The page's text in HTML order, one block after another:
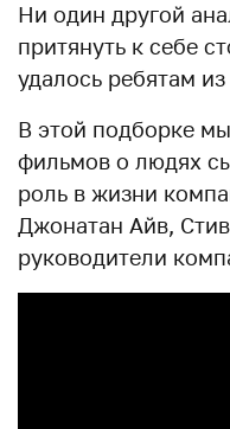
Ни один другой
притянуть к себе
удалось ребятам
В этой подборке
фильмов о людях
роль в жизни
Джонатан Айв,
руководители